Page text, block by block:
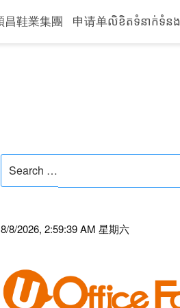
昌鞋業集團 申请单លិខិតទំនាក់ទំនង
for:
8/8/2026, 2:59:39 AM 星期六